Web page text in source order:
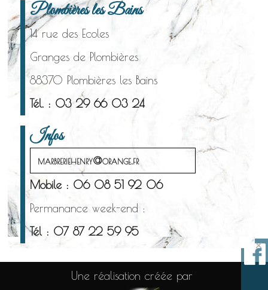
Plombières les Bains
14 rue des Ecoles
Granges de Plombières
88370 Plombières les Bains
Tél. : 03 29 66 03 24
Infos
marbreriehenry@orange.fr
Mobile : 06 08 51 92 06
Permanance week-end :
Tél : 07 87 22 59 95
Une réalisation créée par
×